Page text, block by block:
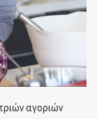
αγοριών